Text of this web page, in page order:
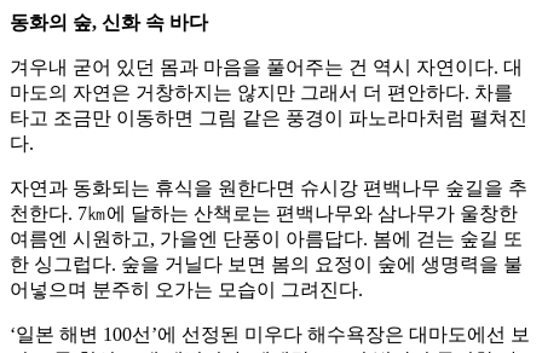
동화의 숲, 신화 속 바다
겨우내 굳어 있던 몸과 마음을 풀어주는 건 역시 자연이다. 대
마도의 자연은 거창하지는 않지만 그래서 더 편안하다. 차를
타고 조금만 이동하면 그림 같은 풍경이 파노라마처럼 펼쳐진
다.
자연과 동화되는 휴식을 원한다면 슈시강 편백나무 숲길을 추
천한다. 7㎞에 달하는 산책로는 편백나무와 삼나무가 울창한
여름엔 시원하고, 가을엔 단풍이 아름답다. 봄에 걷는 숲길 또
한 싱그럽다. 숲을 거닐다 보면 봄의 요정이 숲에 생명력을 불
어넣으며 분주히 오가는 모습이 그려진다.
‘일본 해변 100선’에 선정된 미우다 해수욕장은 대마도에선 보